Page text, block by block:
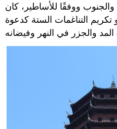
ووفقًا للأساطير، كان
التناغمات الستة كدعوة